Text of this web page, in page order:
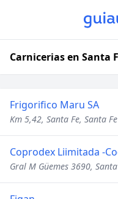
Carnicerias en Santa
Frigorifico Maru SA
Km 5,42, Santa Fe, Santa Fe
Gral M Güemes 3690,